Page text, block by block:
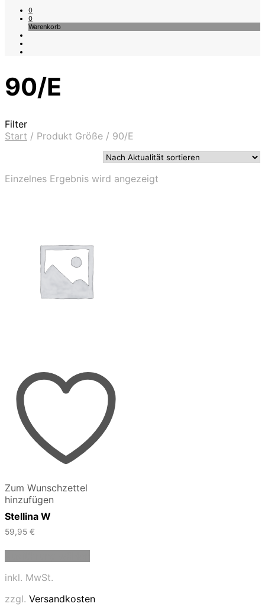
0
0
Warenkorb
90/E
Filter
Start / Produkt Größe / 90/E
Einzelnes Ergebnis wird angezeigt
Zum Wunschzettel
hinzufügen
Stellina W
59,95 €
auf.
inkl. MwSt.
zzgl. Versandkosten